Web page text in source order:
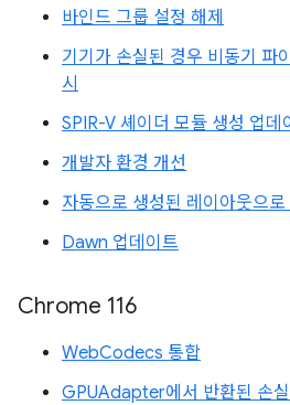
바인드 그룹 설정 해제
기기가 손실된 경우 비동기 파
시
SPIR-V 셰이더 모듈 생성 업데
개발자 환경 개선
자동으로 생성된 레이아웃으
Dawn 업데이트
Chrome 116
WebCodecs 통합
GPUAdapter에서 반환된 손실